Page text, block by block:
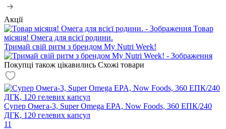
Акції
Товар
місяця! Омега для всієї родини.
Тримай свій ритм з брендом My Nutri Week!
Покупці також цікавились Схожі товари
Супер Омега-3, Super Omega EPA, Now Foods, 360 ЕПК/240
ДГК, 120 гелевих капсул
11